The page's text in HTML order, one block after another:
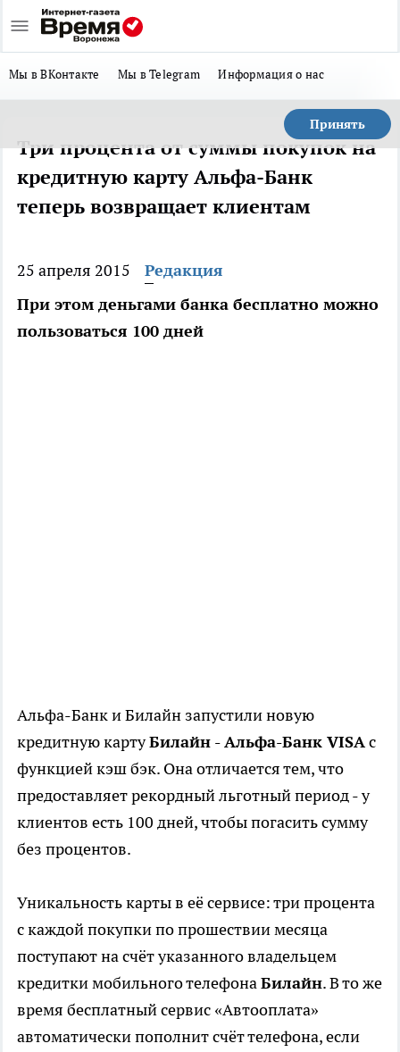
Мы в ВКонтакте Мы в Telegram Информация о нас
Принять
Три процента от суммы покупок на
кредитную карту Альфа-Банк
теперь возвращает клиентам
25 апреля 2015
Редакция
При этом деньгами банка бесплатно можно
пользоваться 100 дней
Альфа-Банк и Билайн запустили новую
кредитную картуБилайн - Альфа-Банк VISAс
функцией кэш бэк. Она отличается тем, что
предоставляет рекордный льготный период - у
клиентов есть 100 дней, чтобы погасить сумму
без процентов.
Уникальность карты в её сервисе: три процента
с каждой покупки по прошествии месяца
поступают на счёт указанного владельцем
кредитки мобильного телефонаБилайн. В то же
время бесплатный сервис «Автооплата»
автоматически пополнит счёт телефона, если